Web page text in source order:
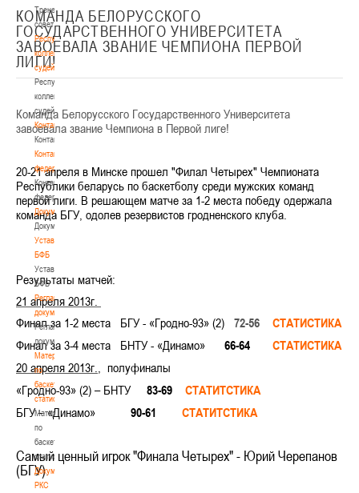
Тренерский
совет
Республиканская
коллегия
судей
Республиканская
коллегия
судей
Контакты
Контакты
Контакты
федерации
Контакты
федерации
Документы
Документы
Устав
БФБ
Устав
БФБ
Регламентирующие
документы
Регламентирующие
документы
Материалы
по
баскетбольной
статистике
Материалы
по
баскетбольной
статистике
Документы
РКС
КОМАНДА БЕЛОРУССКОГО
ГОСУДАРСТВЕННОГО УНИВЕРСИТЕТА
ЗАВОЕВАЛА ЗВАНИЕ ЧЕМПИОНА ПЕРВОЙ
ЛИГИ!
Команда Белорусского Государственного Университета
завоевала звание Чемпиона в Первой лиге!
20-21 апреля в Минске прошел "Филал Четырех" Чемпионата
Республики беларусь по баскетболу среди мужских команд
первой лиги. В решающем матче за 1-2 места победу одержала
команда БГУ, одолев резервистов гродненского клуба.
Результаты матчей:
21 апреля 2013г.
Финал за 1-2 места БГУ- «Гродно-93» (2) 72-56
СТАТИСТИКА
Финал за 3-4 места БНТУ - «Динамо» 66-64
СТАТИСТИКА
20 апреля 2013г.
, полуфиналы
«Гродно-93» (2) – БНТУ 83-69
СТАТИТСТИКА
БГУ – «Динамо» 90-61 СТАТИТСТИКА
Самый ценный игрок "Финала Четырех" - Юрий Черепанов
(БГУ).